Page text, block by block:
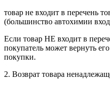
товар не входит в перечень
(большинство автохимии
Если товар НЕ входит в
покупатель может вернуть
покупки.
2. Возврат товара